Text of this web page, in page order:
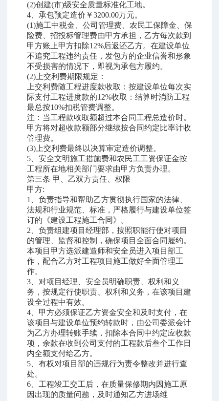
(2)创建(市)级安全质量标准化工地。
4 、承包预定造价￥3200.00万元。
(1)施工中税金、公司管理费、农民工保障金、保
险费、招投标管理费由甲方承担，乙方每次款到
甲方账上甲方扣除12%后返还乙方。在建设单位
不追究工程违约责任，发包方的企业信誉和形象
不受损害的情况下，即视为承包方履约。
(2) 上交利费期限规定：
上交利费随工程进度款收取：按建设单位每次实
际支付工程进度款的12%收取：结算时消防工程
最总按10%扣税管费调整。
注：当工程款收取额超过本合同工程总造价时。
甲方将对超收款额部分继续按合同约定比率计收
管理费。
(3) 上交利费最终以决算审定造价调整。
5 、安全文明施工措施费和农民工工资保证金按
工程所在地相关部门要求由甲方负责办理。
第三条 甲、乙双方责任、权限
甲方:
1
、负责指导和帮助乙方贯彻执行国家的法律、
法规和行业规范、标准，严格履行与建设单位签
订的《建设工程施工合同》。
2 、负责组建项目经理部，按照职能行使对项目
的管理、监督和控制，确保项目全面合同履约。
本项目甲方选派建造师和安全员进入项目部工
作，配合乙方对工程项目施工做好全面管理工
作。
3 、对项目经理、安全员明确职责、权利和义
务，按规定行使职责、权利和义务，在该项目建
设全过程中有效。
4 、甲方必须保证乙方资金安全和及时支付，在
该项目与建设单位预约转款时，由公司委派会计
为乙方办理转账手续，扣除本合同中约定应收款
项，余款在收到公司支付的工程款后叁个工作日
内全额支付给乙方。
5 、有权对项目部的违规行为责令整改并进行查
处。
6 、工程竣工交工后，在质量保修期内因施工原
因出现的质量问题，及时通知乙方进场维